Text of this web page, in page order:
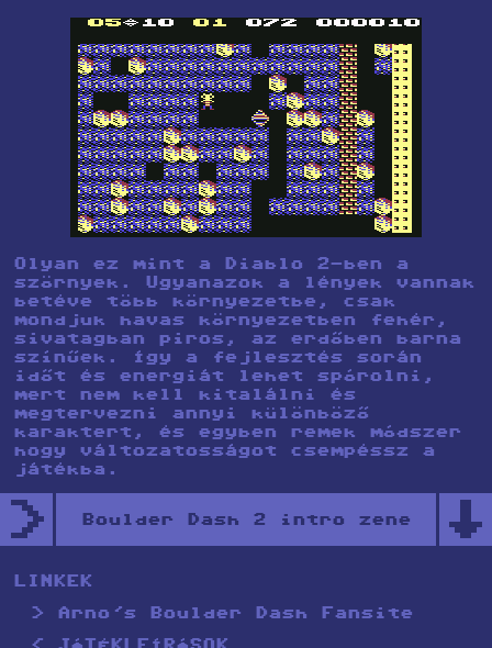
Olyan ez mint a Diablo 2-ben a
szörnyek. Ugyanazok a lények vannak
betéve több környezetbe, csak
mondjuk havas környezetben fehér,
sivatagban piros, az erdőben barna
színűek. Így a fejlesztés során
időt és energiát lehet spórolni,
mert nem kell kitalálni és
megtervezni annyi különböző
karaktert, és egyben remek módszer
hogy változatosságot csempéssz a
játékba.
> ↑
Boulder Dash 2 intro zene
LINKEK
Arno's Boulder Dash Fansite